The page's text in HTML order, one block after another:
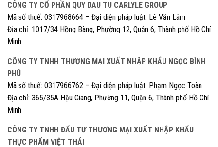
CÔNG TY CỔ PHẦN QUY DAU TU CARLYLE GROUP
Mã số thuế: 0317968664 – Đại diện pháp luật: Lê Văn Lâm
Địa chỉ: 1017/34 Hồng Bàng, Phường 12, Quận 6, Thành phố Hồ Chí
Minh
CÔNG TY TNHH THƯƠNG MẠI XUẤT NHẬP KHẨU NGỌC BÌNH
PHÚ
Mã số thuế: 0317966762 – Đại diện pháp luật: Phạm Ngọc Toàn
Địa chỉ: 365/35A Hậu Giang, Phường 11, Quận 6, Thành phố Hồ Chí
Minh
CÔNG TY TNHH ĐẨU TƯ THƯƠNG MẠI XUẤT NHẬP KHẨU
THỰC PHẨM VIỆT THÁI